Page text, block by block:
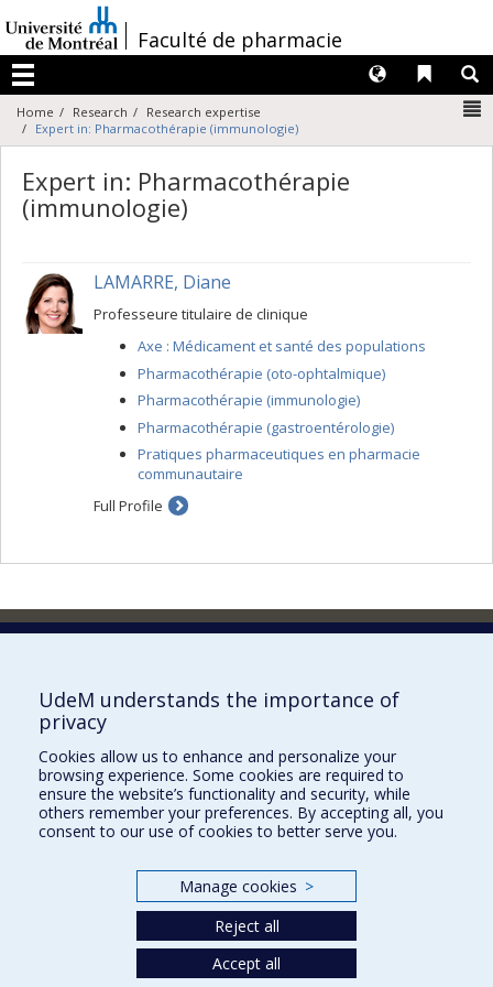
au
contenu
/Faculté de pharmacie
Menu
Liens
Langues
Home Research
Research expertise
Expert in: Pharmacothérapie (immunologie)
Expert in: Pharmacothérapie
(immunologie)
LAMARRE, Diane
Professeure titulaire de clinique
Axe : Médicament et santé des populations
Pharmacothérapie (oto-ophtalmique)
Pharmacothérapie (immunologie)
Pharmacothérapie (gastroentérologie)
Pratiques pharmaceutiques en pharmacie
communautaire
Full Profile
Faculty of Pharmacy
2940, chemin de Polytechnique,
Montréal, Québec H3T 1J4
Tél. : 514 343-6422
Our Locations
UdeM understands the importance of
privacy
Cookies allow us to enhance and personalize your
browsing experience. Some cookies are required to
ensure the website’s functionality and security, while
others remember your preferences. By accepting all, you
consent to our use of cookies to better serve you.
Manage cookies >
Reject all
Accept all